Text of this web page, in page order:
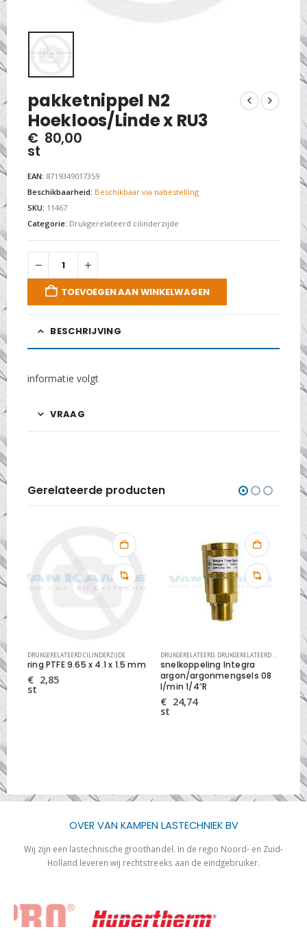
pakketnippel N2
Hoekloos/Linde x RU3
€ 80,00
st
EAN: 8719349017359
Beschikbaarheid: Beschikbaar via nabestelling
SKU: 11467
Categorie: Drukgerelateerd cilinderzijde
TOEVOEGEN AAN WINKELWAGEN
BESCHRIJVING
informatie volgt
VRAAG
Gerelateerde producten
,DRUKREGELTECHNIEK
DRUKGERELATEERD CILINDERZIJDE
ring PTFE 9.65 x 4.1 x 1.5 mm
€ 2,85
st
DRUKGERELATEERD DRUKGERELATEERD CILINDERZIJDE
snelkoppeling Integra
argon/argonmengsels 08
l/min 1/4″R
€ 24,74
st
OVER VAN KAMPEN LASTECHNIEK BV
Wij zijn een lastechnische groothandel. In de regio Noord- en Zuid-
Holland leveren wij rechtstreeks aan de eindgebruiker.